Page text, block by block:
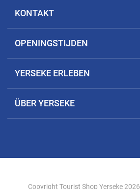
KONTAKT
OPENINGSTIJDEN
YERSEKE ERLEBEN
ÜBER YERSEKE
Copyright Tourist Shop Yerseke 2026